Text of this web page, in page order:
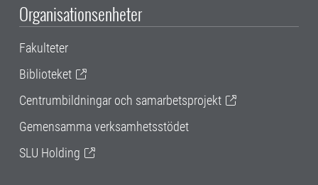
Organisationsenheter
Fakulteter
Biblioteket
Centrumbildningar och samarbetsprojekt
Gemensamma verksamhetsstödet
SLU Holding